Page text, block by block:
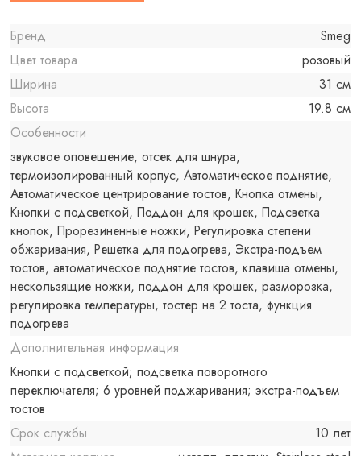
Бренд
Smeg
Цвет товара
розовый
Ширина
31 см
Высота
19.8 см
Особенности
звуковое оповещение, отсек для шнура,
термоизолированный корпус, Автоматическое поднятие,
Автоматическое центрирование тостов, Кнопка отмены,
Кнопки с подсветкой, Поддон для крошек, Подсветка
кнопок, Прорезиненные ножки, Регулировка степени
обжаривания, Решетка для подогрева, Экстра-подъем
тостов, автоматическое поднятие тостов, клавиша отмены,
нескользящие ножки, поддон для крошек, разморозка,
регулировка температуры, тостер на 2 тоста, функция
подогрева
Дополнительная информация
Кнопки с подсветкой; подсветка поворотного
переключателя; 6 уровней поджаривания; экстра-подъем
тостов
Срок службы
10 лет